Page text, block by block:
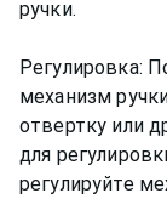
ручки.
Регулировка:
механизм
отвертку или
для
регулируйте